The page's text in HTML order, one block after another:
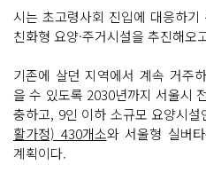
시는 초고령사회 진입에 대응하
친화형 요양·주거시설을 추진해오
기존에 살던 지역에서 계속 거주
을 수 있도록 2030년까지 서울시
충하고, 9인 이하 소규모 요양시설
활가정) 430개소와 서울형 실버
계획이다.